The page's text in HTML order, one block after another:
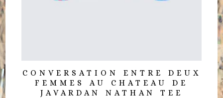
CONVERSATION ENTRE DEUX
FEMMES AU CHATEAU DE
JAVARDAN NATHAN TEE